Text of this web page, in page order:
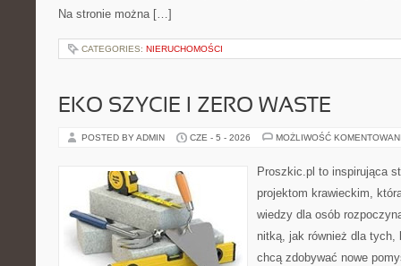
Na stronie można […]
CATEGORIES: NIERUCHOMOŚCI
EKO SZYCIE I ZERO WASTE
POSTED BY ADMIN CZE - 5 - 2026 MOŻLIWOŚĆ
Proszkic.pl to inspirująca
projektom krawieckim,
wiedzy dla osób
nitką, jak również dla
chcą zdobywać nowe